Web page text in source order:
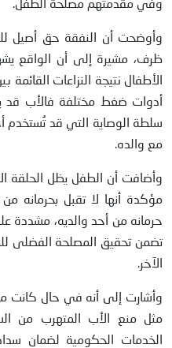
وفي مقدمتهم مصلحة الطفل.
وأوضحت أن النفقة حق أصيل
ظرف، مشيرة إلى أن الواقع
الأطفال نتيجة النزاعات
أدوات ضغط مختلفة فالأب قد
سلطة الوصاية التي قد تُستخدم
مع والده.
وأضافت أن الطفل يظل الحلقة
مؤكدة أنها لا تقبل بحرمانه
حرمانه من أحد والديه، مشددة
تضمن تحقيق المصلحة الفضلى
الآخر.
وأشارت إلى أنه في حال كانت
مثل منع الأب المتهرب من
الخدمات الحكومية لضمان سداد